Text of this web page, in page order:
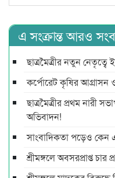
এ সংক্রান্ত আরও
ছাত্রমৈত্রীর নতুন
কর্পোরেট কৃষির আগ্রাসন
ছাত্রমৈত্রীর প্রথম নারী
অ‌ভিবাদন!
সাংবাদিকতা পড়েও
শ্রীমঙ্গলে অবসরপ্রাপ্ত চার